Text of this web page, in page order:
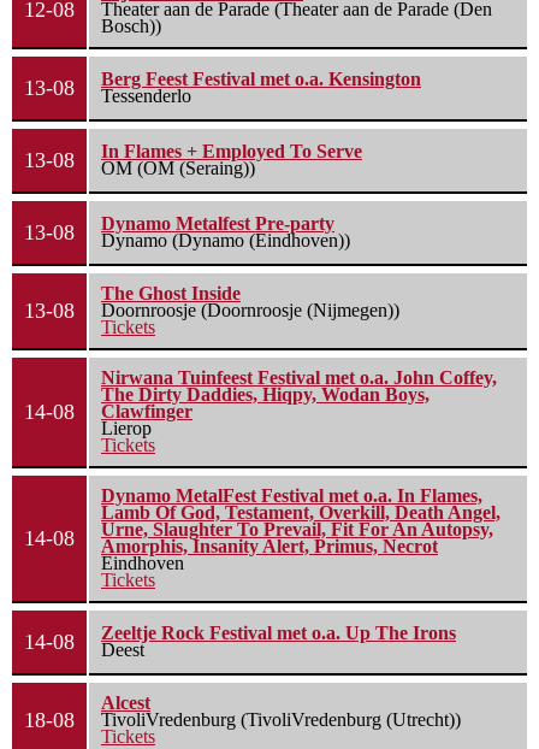
12-08
Theater aan de Parade (Theater aan de Parade (Den
Bosch))
13-08
Berg Feest Festival met o.a. Kensington
Tessenderlo
13-08
In Flames + Employed To Serve
OM (OM (Seraing))
13-08
Dynamo Metalfest Pre-party
Dynamo (Dynamo (Eindhoven))
13-08
The Ghost Inside
Doornroosje (Doornroosje (Nijmegen))
Tickets
14-08
Nirwana Tuinfeest Festival met o.a. John Coffey,
The Dirty Daddies, Hiqpy, Wodan Boys,
Clawfinger
Lierop
Tickets
14-08
Dynamo MetalFest Festival met o.a. In Flames,
Lamb Of God, Testament, Overkill, Death Angel,
Urne, Slaughter To Prevail, Fit For An Autopsy,
Amorphis, Insanity Alert, Primus, Necrot
Eindhoven
Tickets
14-08
Zeeltje Rock Festival met o.a. Up The Irons
Deest
18-08
Alcest
TivoliVredenburg (TivoliVredenburg (Utrecht))
Tickets